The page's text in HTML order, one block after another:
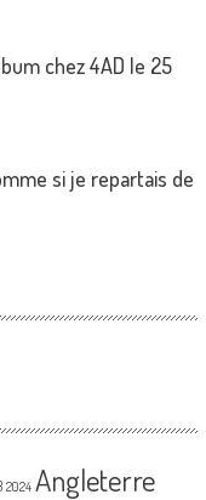
chez 4AD le 25
si je repartais de
2024 Angleterre